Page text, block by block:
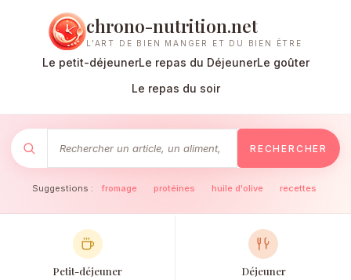
chrono-nutrition.net
L'ART DE BIEN MANGER ET DU BIEN ÊTRE
Le petit-déjeunerLe repas du DéjeunerLe goûter
Le repas du soir
RECHERCHER
Suggestions : fromage protéines huile d'olive recettes
Petit-déjeuner Déjeuner